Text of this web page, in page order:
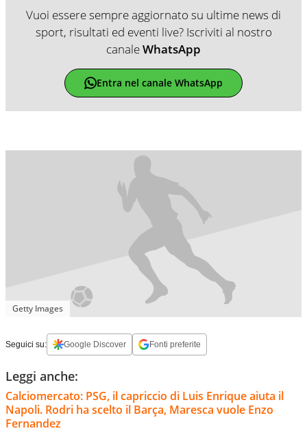
Vuoi essere sempre aggiornato su ultime news di
sport, risultati ed eventi live? Iscriviti al nostro
canaleWhatsApp
Entra nel canale WhatsApp
Getty Images
Seguici su: Google Discover Fonti preferite
Leggi anche:
Calciomercato: PSG, il capriccio di Luis Enrique aiuta il
Napoli. Rodri ha scelto il Barça, Maresca vuole Enzo
Fernandez